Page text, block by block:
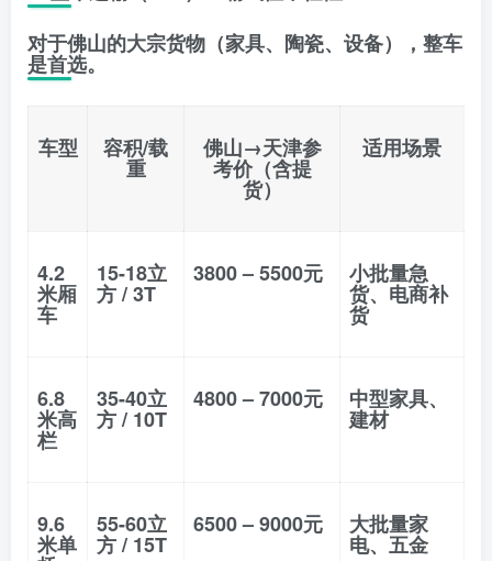
对于佛山的大宗货物（家具、陶瓷、设备），整车
是首选。
车型 容积/载
重
佛山→天津参
考价（含提
货）
适用场景
4.2
米厢
车
15-18立
方 / 3T
3800 – 5500元 小批量急
货、电商补
货
6.8
米高
栏
35-40立
方 / 10T
4800 – 7000元 中型家具、
建材
9.6
米单
55-60立
方 / 15T
6500 – 9000元 大批量家
电、五金